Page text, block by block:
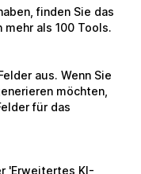
finden Sie das
als 100 Tools.
aus. Wenn Sie
möchten,
für das
'Erweitertes KI-